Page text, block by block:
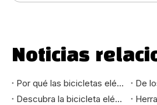
Noticias
Por qué las bicicletas eléctricas plegables lideran la tendencia de la movilidad urbana: beneficios del mercado que debe conocer
Descubra la bicicleta eléctrica de montaña de 24 pulgadas: su mejor compañera de paseo